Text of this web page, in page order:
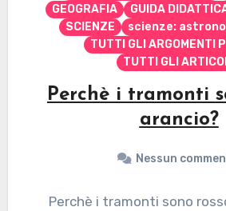
GEOGRAFIA
GUIDA
SCIENZE
scienze:
TUTTI GLI ARGOMENTI
TUTTI GLI
Perchè i tramonti
arancio?
Nessun
Perchè i tramonti sono